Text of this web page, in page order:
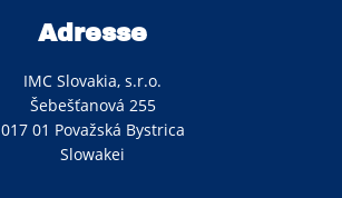
Adresse
IMC Slovakia, s.r.o.
Šebešťanová 255
017 01 Považská Bystrica
Slowakei